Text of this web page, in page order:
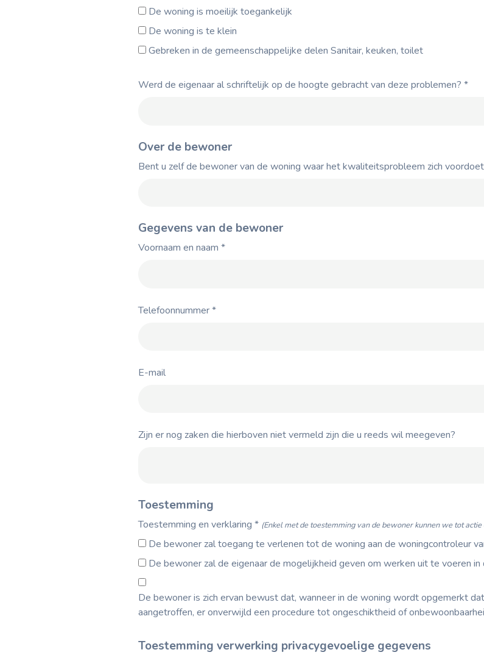
De woning is moeilijk toegankelijk
De woning is te klein
Gebreken in de gemeenschappelijke delen Sanitair, keuken, toilet
Werd de eigenaar al schriftelijk op de hoogte gebracht van deze problemen? *
Over de bewoner
Bent u zelf de bewoner van de woning waar het kwaliteitsprobleem zich
Gegevens van de bewoner
Voornaam en naam *
Telefoonnummer*
E-mail
Zijn er nog zaken die hierboven niet vermeld zijn die u reeds wil meegeven?
Toestemming
Toestemming en verklaring * (Enkel met de toestemming van de bewoner kunnen we tot
De bewoner zal toegang te verlenen tot de woning aan de woningcontroleur
De bewoner zal de eigenaar de mogelijkheid geven om werken uit te voeren in
De bewoner is zich ervan bewust dat, wanneer in de woning wordt opgemerkt
aangetroffen, er onverwijld een procedure tot ongeschiktheid of
Toestemming verwerking privacygevoelige gegevens